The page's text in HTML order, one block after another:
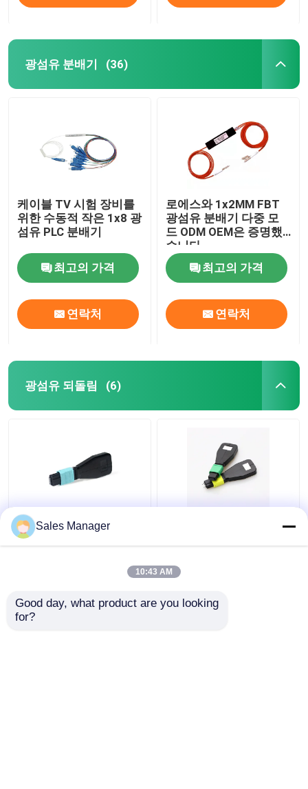
광섬유 분배기 (36)
케이블 TV 시험 장비를
위한 수동적 작은 1x8 광
섬유 PLC 분배기
최고의 가격
연락처
로에스와 1x2MM FBT
광섬유 분배기 다중 모
드 ODM OEM은 증명했
습니다
최고의 가격
연락처
광섬유 되돌림 (6)
데이타 센터 OEM을 위
한 MTP MPO 광섬유 되
Sales Manager
10:43 AM
Good day, what product are you looking
for?